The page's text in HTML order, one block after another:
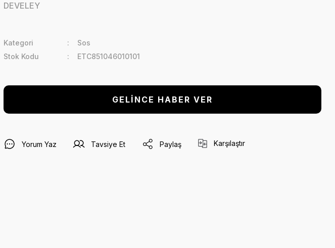
DEVELEY
Kategori
Sos
Stok Kodu
ETC851046010101
GELİNCE HABER VER
Yorum Yaz Tavsiye Et Paylaş Karşılaştır